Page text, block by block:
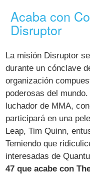
Acaba con
Disruptor
La misión Disruptor
durante un cónclave
organización
poderosas del
luchador de MMA,
participará en una
Leap, Tim Quinn,
Temiendo que
interesadas de
47 que acabe con